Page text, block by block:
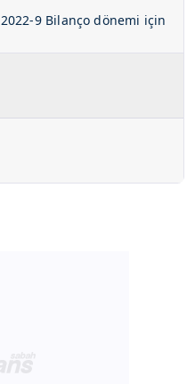
2022-9 Bilanço dönemi için